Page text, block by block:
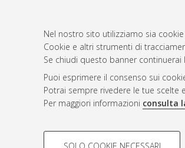
Nel nostro sito utilizziamo sia
Cookie e altri strumenti di
Se chiudi questo banner
Puoi esprimere il consenso sui
Potrai sempre rivedere le tue
Per maggiori informazioni consulta
COOKIE DI PROFILAZIONE -
Atom
Rss 1.0
Rss 2.0